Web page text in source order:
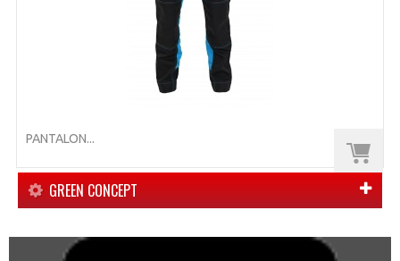
PANTALON...
GREEN CONCEPT